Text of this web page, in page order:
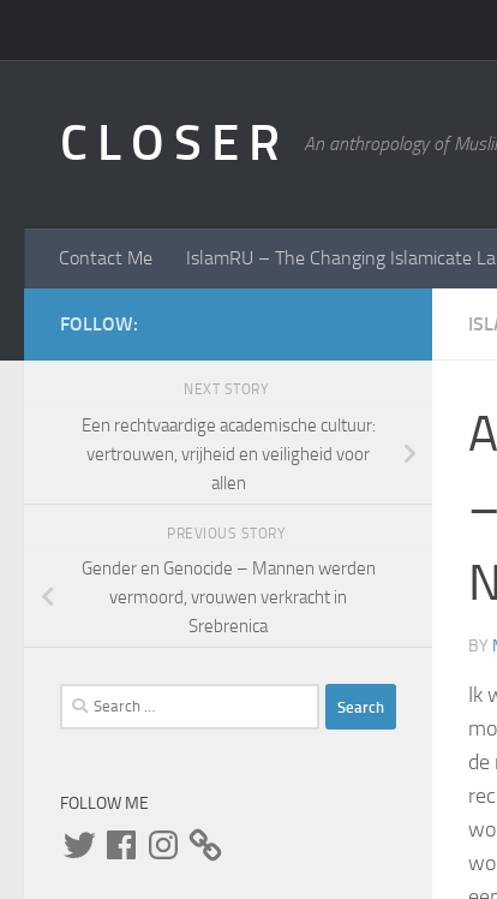
C L O S E R An anthropology of
Contact Me IslamRU – The Changing Islamicate
BY
Ik
de
FOLLOW:
NEXT STORY
Een rechtvaardige academische cultuur:
vertrouwen, vrijheid en veiligheid voor
allen
PREVIOUS STORY
Gender en Genocide – Mannen werden
vermoord, vrouwen verkracht in
Srebrenica
Search
for:
FOLLOW ME
TwitterFacebookInstagram